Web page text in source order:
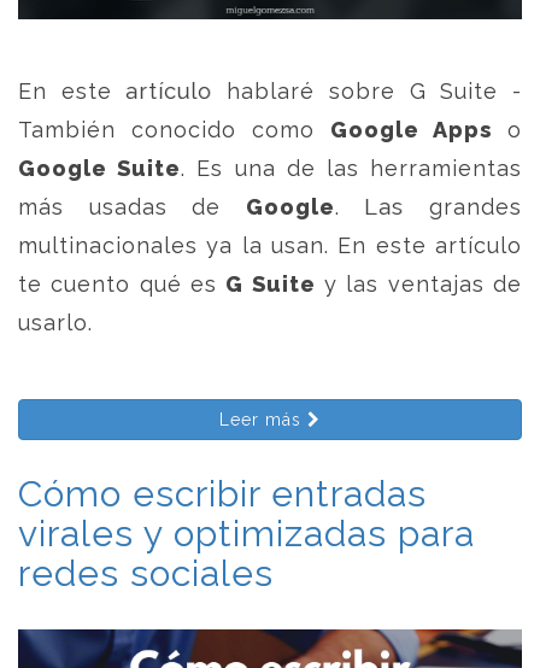
En este artículo hablaré sobre G Suite -
También conocido como Google Apps o
Google Suite. Es una de las herramientas
más usadas de Google. Las grandes
multinacionales ya la usan. En este artículo
te cuento qué es G Suite y las ventajas de
usarlo.
Leer más
Cómo escribir entradas
virales y optimizadas para
redes sociales